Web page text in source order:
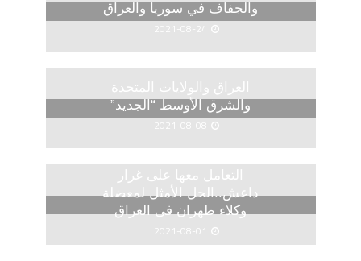
والجفاف في سوريا والعراق
2021-08-24
العراق والولايات المتحدة
والشرق الأوسط “الجديد”
2021-08-08
التعامل معها على غرار
داعش..الحل الأمثل لمعضلة
وكلاء طهران فى العراق
2021-08-01